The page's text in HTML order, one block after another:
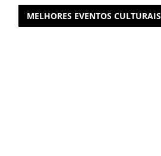
MELHORES EVENTOS CULTURAIS